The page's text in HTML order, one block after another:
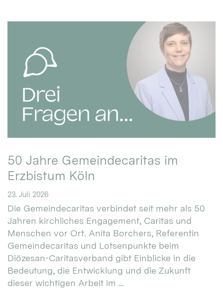
50 Jahre Gemeindecaritas im
Erzbistum Köln
23. Juli 2026
Die Gemeindecaritas verbindet seit mehr als 50
Jahren kirchliches Engagement, Caritas und
Menschen vor Ort. Anita Borchers, Referentin
Gemeindecaritas und Lotsenpunkte beim
Diözesan-Caritasverband gibt Einblicke in die
Bedeutung, die Entwicklung und die Zukunft
dieser wichtigen Arbeit im ...